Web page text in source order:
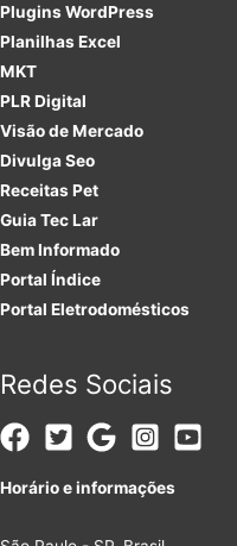
PluginsWordPress
Planilhas Excel
MKT
PLRDigital
Visão de Mercado
Divulga Seo
Receitas Pet
Guia Tec Lar
Bem Informado
Portal Índice
Portal Eletrodomésticos
Redes Sociais
Horário e informações